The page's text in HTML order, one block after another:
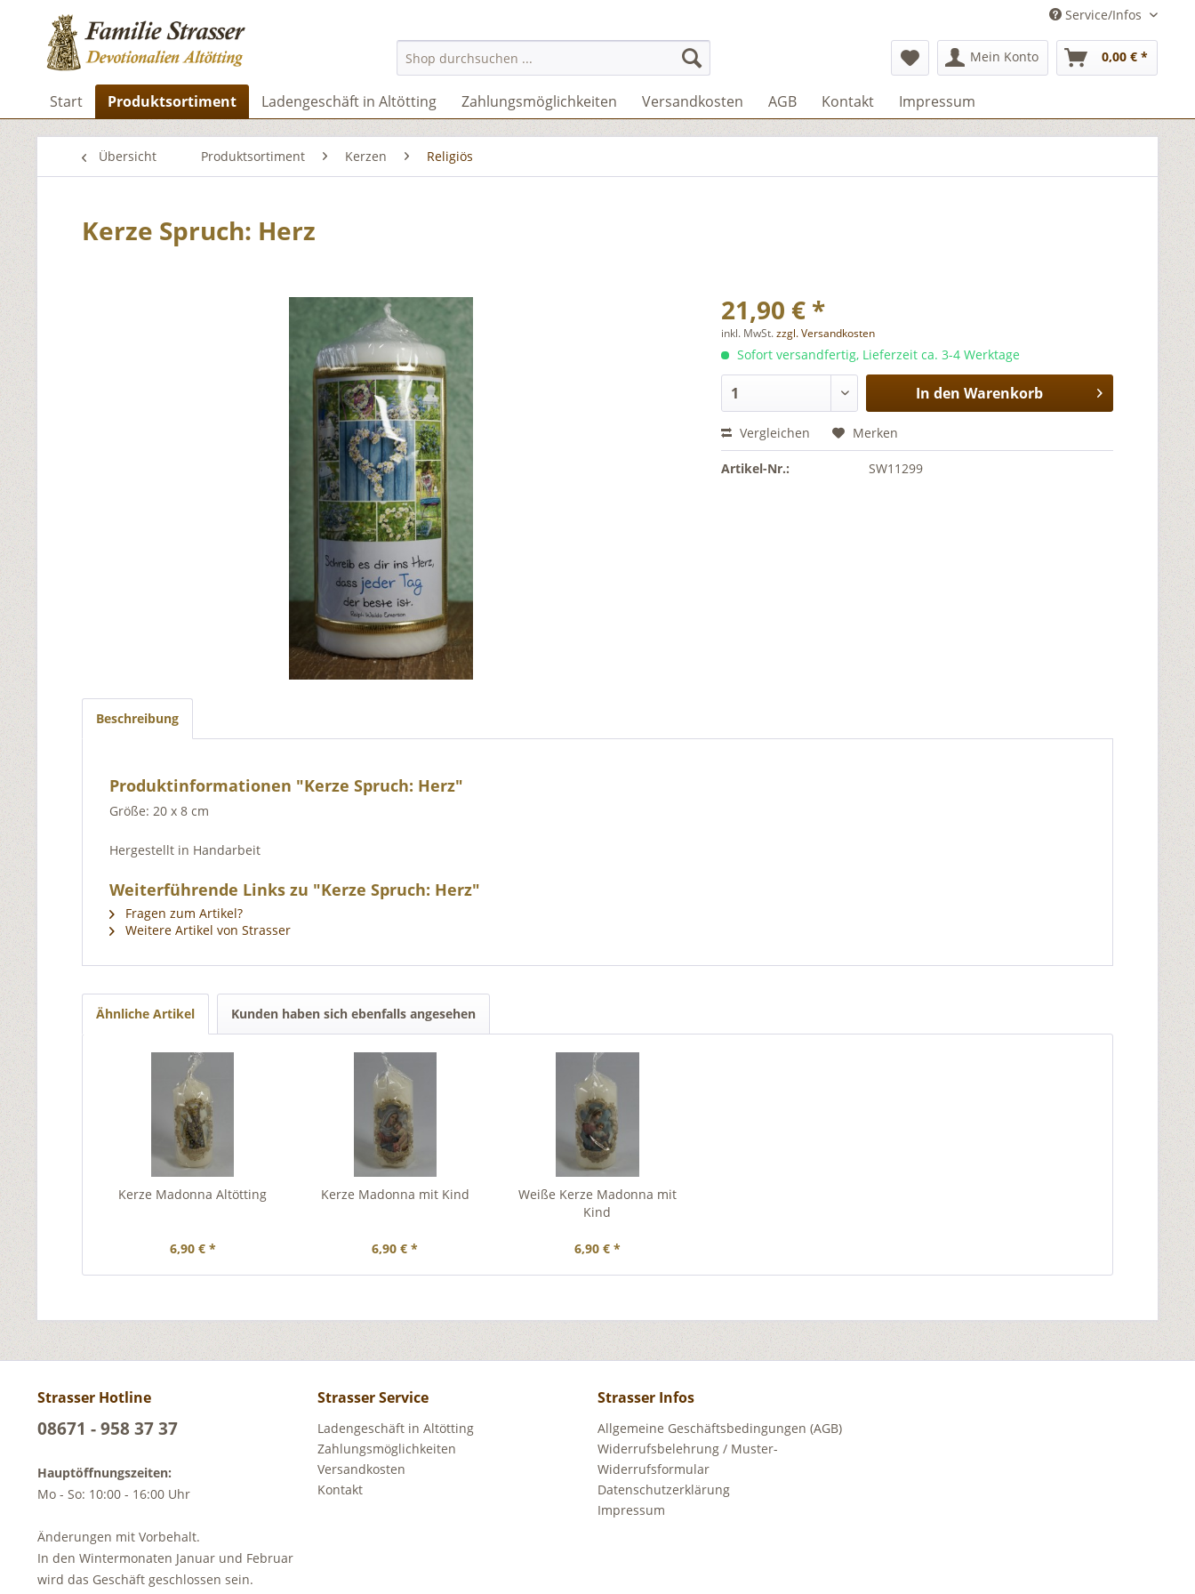
Service/Infos
Mein Konto 0,00 € *
Start Produktsortiment Ladengeschäft in Altötting Zahlungsmöglichkeiten Versandkosten AGB Kontakt Impressum
Übersicht Produktsortiment Kerzen Religiös
Kerze Spruch: Herz
21,90 € *
inkl. MwSt.zzgl. Versandkosten
Sofort versandfertig, Lieferzeit ca. 3-4 Werktage
In den Warenkorb
Vergleichen Merken
Artikel-Nr.: SW11299
Beschreibung
Produktinformationen "Kerze Spruch: Herz"
Größe: 20 x 8 cm
Hergestellt in Handarbeit
Weiterführende Links zu "Kerze Spruch: Herz"
Fragen zum Artikel?
Weitere Artikel von Strasser
Ähnliche Artikel Kunden haben sich ebenfalls angesehen
Kerze Madonna Altötting
6,90 € *
Kerze Madonna mit Kind
6,90 € *
Weiße Kerze Madonna mit
Kind
6,90 € *
Strasser Hotline
08671 - 958 37 37
Hauptöffnungszeiten:
Mo - So: 10:00 - 16:00 Uhr
Änderungen mit Vorbehalt.
In den Wintermonaten Januar und Februar
wird das Geschäft geschlossen sein.
Strasser Service
Ladengeschäft in Altötting
Zahlungsmöglichkeiten
Versandkosten
Kontakt
Strasser Infos
Allgemeine Geschäftsbedingungen (AGB)
Widerrufsbelehrung / Muster-
Widerrufsformular
Datenschutzerklärung
Impressum